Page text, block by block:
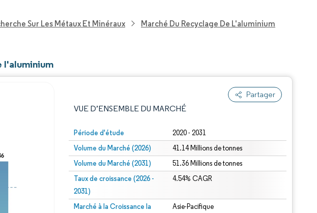
Sur Les Métaux Et Minéraux Marché Du Recyclage De L'aluminium
l'aluminium
Partager
VUE D’ENSEMBLE DU MARCHÉ
Période d'étude 2020 - 2031
Volume du Marché (2026) 41.14 Millions de tonnes
Volume du Marché (2031) 51.36 Millions de tonnes
Taux de croissance (2026 -
2031)
4.54% CAGR
Marché à la Croissance la
Asie-Pacifique
La réutilisation nécessite une attribution sous CC BY 4.0.